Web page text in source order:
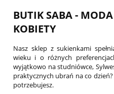
BUTIK SABA -
KOBIETY
Nasz sklep z sukienkami
wieku i o różnych
wyjątkowo na studniówce,
praktycznych ubrań na co
potrzebujesz.